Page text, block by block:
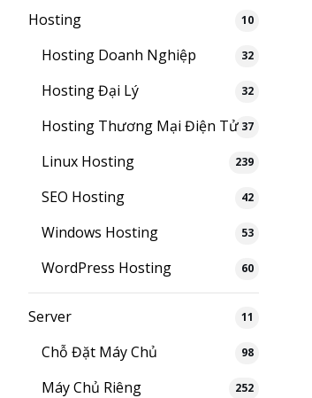
Hosting 10
Hosting Doanh Nghiệp 32
Hosting Đại Lý 32
Hosting Thương Mại Điện Tử 37
Linux Hosting 239
SEO Hosting 42
Windows Hosting 53
WordPress Hosting 60
Server 11
Chỗ Đặt Máy Chủ 98
Máy Chủ Riêng 252